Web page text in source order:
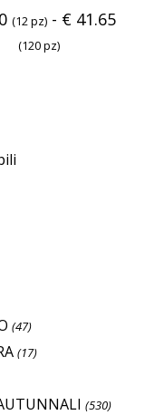
(12 pz) - € 41.65
(120 pz)
(47)
(17)
(530)